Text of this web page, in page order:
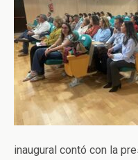
inaugural contó con la